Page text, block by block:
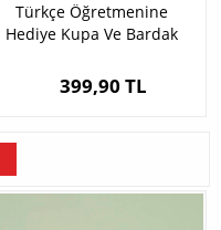
Türkçe Öğretmenine
Hediye Kupa Ve Bardak
399,90 TL